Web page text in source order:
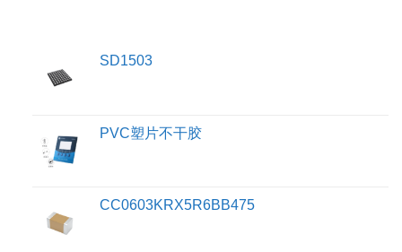
SD1503
PVC塑片不干胶
CC0603KRX5R6BB475